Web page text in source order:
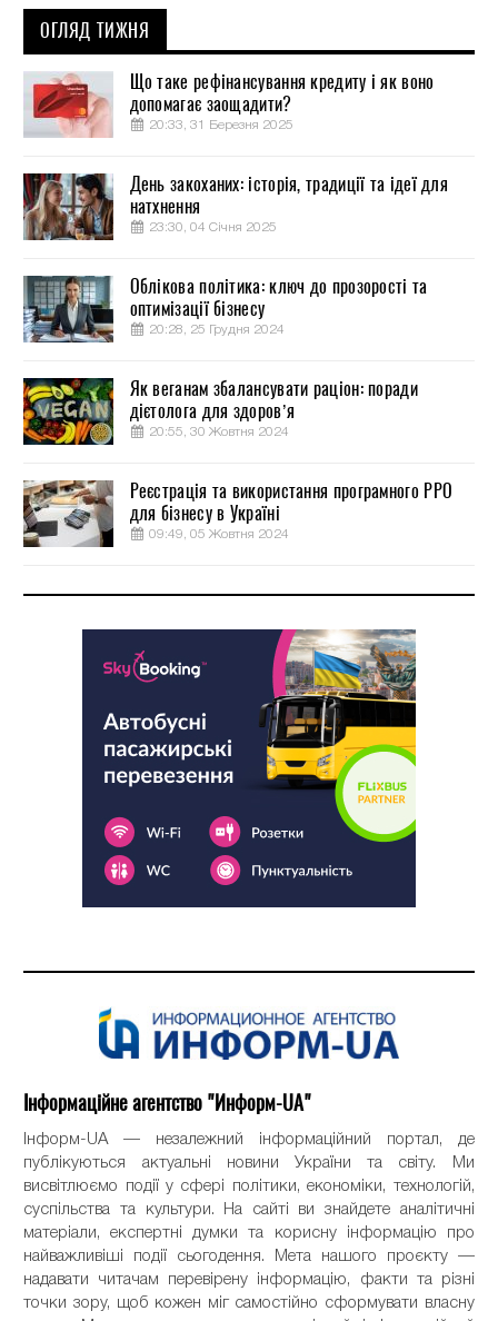
ОГЛЯД ТИЖНЯ
Що таке рефінансування кредиту і як воно
допомагає заощадити?
20:33, 31 Березня 2025
День закоханих: історія, традиції та ідеї для
натхнення
23:30, 04 Січня 2025
Облікова політика: ключ до прозорості та
оптимізації бізнесу
20:28, 25 Грудня 2024
Як веганам збалансувати раціон: поради
дієтолога для здоров’я
20:55, 30 Жовтня 2024
Реєстрація та використання програмного РРО
для бізнесу в Україні
09:49, 05 Жовтня 2024
Інформаційне агентство "Информ-UA"
Інформ-UA — незалежний інформаційний портал, де
публікуються актуальні новини України та світу. Ми
висвітлюємо події у сфері політики, економіки, технологій,
суспільства та культури. На сайті ви знайдете аналітичні
матеріали, експертні думки та корисну інформацію про
найважливіші події сьогодення. Мета нашого проєкту —
надавати читачам перевірену інформацію, факти та різні
точки зору, щоб кожен міг самостійно сформувати власну